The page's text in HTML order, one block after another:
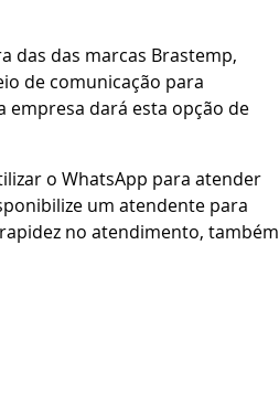
das das marcas Brastemp,
de comunicação para
empresa dará esta opção de
o WhatsApp para atender
um atendente para
no atendimento, também